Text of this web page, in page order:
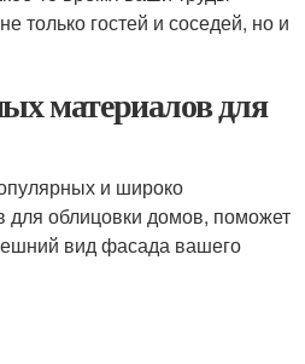
только гостей и соседей, но и
материалов для
и широко
облицовки домов, поможет
вид фасада вашего